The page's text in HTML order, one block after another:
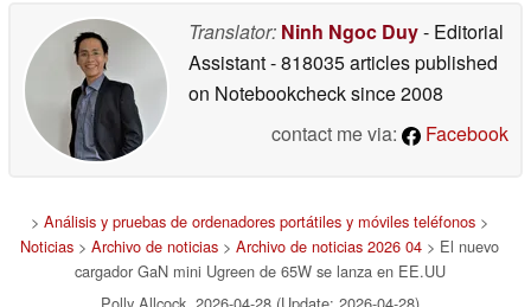
Translator: Ninh Ngoc Duy- Editorial
Assistant- 818035 articles published
on Notebookchecksince 2008
contact me via:
Facebook
> Análisis y pruebas de ordenadores portátiles y móviles teléfonos >
Noticias > Archivo de noticias > Archivo de noticias 2026 04 > El nuevo
cargador GaN mini Ugreen de 65W se lanza en EE.UU